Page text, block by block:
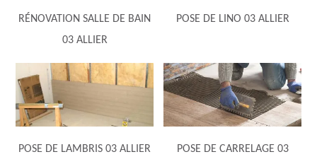
RÉNOVATION SALLE DE BAIN
03 ALLIER
POSE DE LINO 03 ALLIER
POSE DE LAMBRIS 03 ALLIER
POSE DE CARRELAGE 03